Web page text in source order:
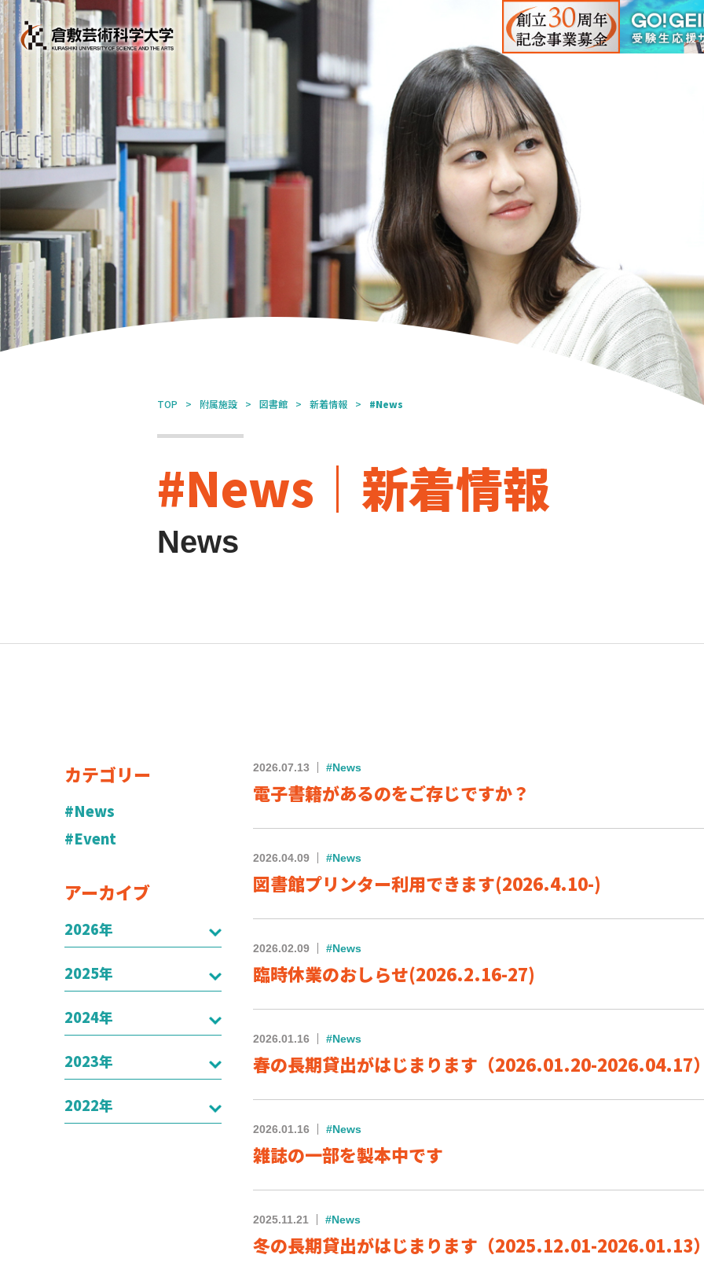
TOP 附属施設 図書館 新着情報 #News
#News｜新着情報
News
カテゴリー
#News
#Event
アーカイブ
2026年
2025年
2024年
2023年
2022年
2026.07.13 #News
電子書籍があるのをご存じですか？
2026.04.09 #News
図書館プリンター利用できます(2026.4.10-)
2026.02.09 #News
臨時休業のおしらせ(2026.2.16-27)
2026.01.16 #News
春の長期貸出がはじまります（2026.01.20-2026.04.17）
2026.01.16 #News
雑誌の一部を製本中です
2025.11.21 #News
冬の長期貸出がはじまります（2025.12.01-2026.01.13）